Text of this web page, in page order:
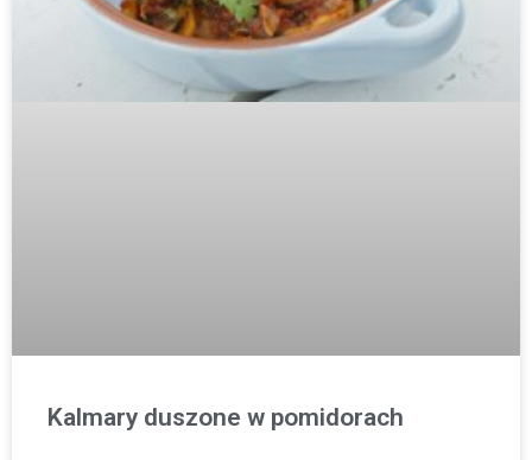
Kalmary duszone w pomidorach